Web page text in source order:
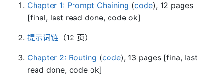
Chapter 1: Prompt Chaining (code), 12 pages
[final, last read done, code ok]
提示词链 （12 页）
Chapter 2: Routing (code), 13 pages [fina, last
read done, code ok]